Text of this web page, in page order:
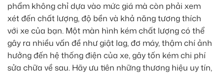
phẩm không chỉ dựa vào mức giá mà còn phải xem
xét đến chất lượng, độ bền và khả năng tương thích
với xe của bạn. Một màn hình kém chất lượng có thể
gây ra nhiều vấn đề như giật lag, đơ máy, thậm chí ảnh
hưởng đến hệ thống điện của xe, gây tốn kém chi phí
sửa chữa về sau. Hãy ưu tiên những thương hiệu uy tín,